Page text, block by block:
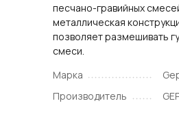
песчано-гравийных
металлическая
позволяет размешивать
смеси.
Марка
Производитель